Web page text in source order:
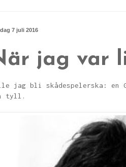
7 juli 2016
jag var
jag bli skådespelerska: en
tyll.